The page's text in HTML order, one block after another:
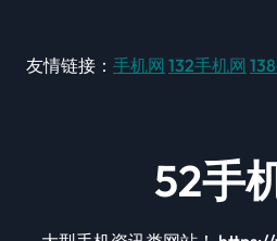
友情链接： 手机网 132手机网
52手